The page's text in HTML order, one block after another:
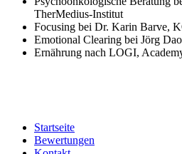
TherMedius-Institut
Focusing bei Dr. Karin Barve,
Emotional Clearing bei Jörg Dao
Ernährung nach LOGI,
Startseite
Bewertungen